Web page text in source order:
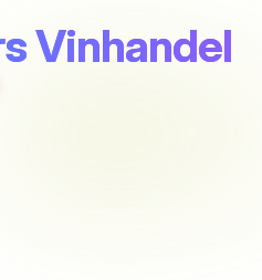
Vinhandel